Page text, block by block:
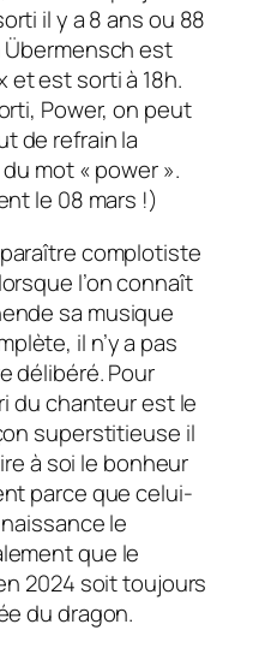
il y a 8 ans ou 88
Übermenschest
et est sorti à 18h.
Power, on peut
de refrain la
mot « power ».
le 08 mars !)
complotiste
l’on connaît
sa musique
il n’y a pas
délibéré. Pour
du chanteur est le
superstitieuse il
à soi le bonheur
parce que celui-
le
que le
2024 soit toujours
du dragon.